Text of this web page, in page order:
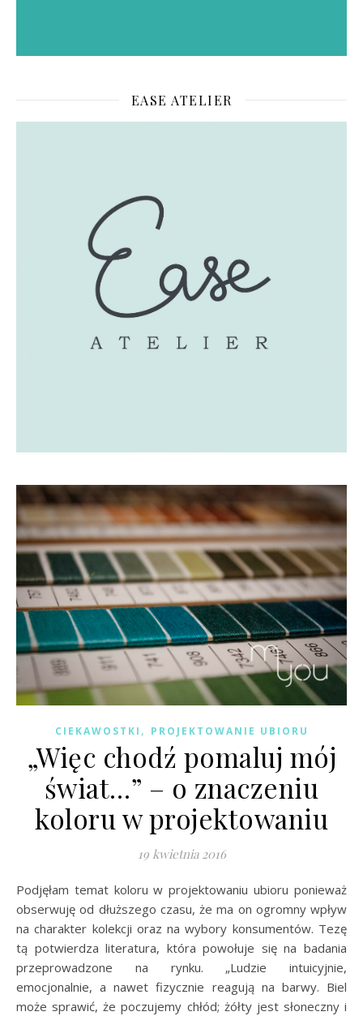
EASE ATELIER
CIEKAWOSTKI , PROJEKTOWANIE UBIORU
„Więc chodź pomaluj mój
świat…” – o znaczeniu
koloru w projektowaniu
19 kwietnia 2016
Podjęłam temat koloru w projektowaniu ubioru ponieważ
obserwuję od dłuższego czasu, że ma on ogromny wpływ
na charakter kolekcji oraz na wybory konsumentów. Tezę
tą potwierdza literatura, która powołuje się na badania
przeprowadzone na rynku. „Ludzie intuicyjnie,
emocjonalnie, a nawet fizycznie reagują na barwy. Biel
może sprawić, że poczujemy chłód; żółty jest słoneczny i